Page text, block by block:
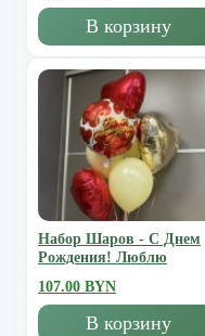
В корзину
Набор Шаров - С Днем
Рождения! Люблю
107.00 BYN
В корзину